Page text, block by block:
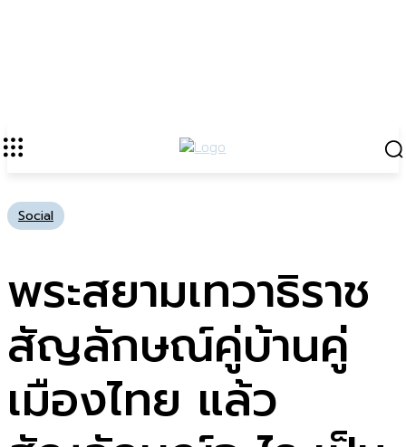
Social
พระสยามเทวาธิราช
สัญลักษณ์คู่บ้านคู่
เมืองไทย แล้ว